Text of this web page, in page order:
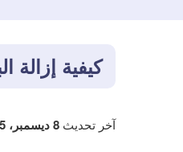
كيفية
آخر تحديث 8 ديسمبر، 2025